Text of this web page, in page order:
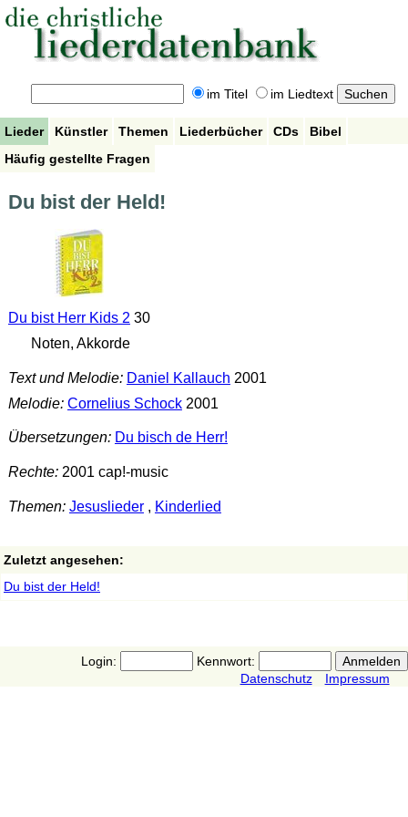
im Titel im Liedtext
Lieder Künstler Themen Liederbücher CDs
Bibel
Häufig gestellte Fragen
Du bist der Held!
Du bist Herr Kids 2 30
Noten, Akkorde
Text und Melodie: Daniel Kallauch 2001
Melodie: Cornelius Schock2001
Übersetzungen: Du bisch de Herr!
Rechte:2001 cap!-music
Themen: Jesuslieder, Kinderlied
Zuletzt angesehen:
Du bist der Held!
Login:
Kennwort:
Datenschutz
Impressum